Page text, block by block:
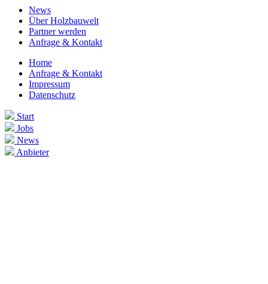
News
Über Holzbauwelt
Partner werden
Anfrage & Kontakt
Home
Anfrage & Kontakt
Impressum
Datenschutz
Start
Jobs
News
Anbieter